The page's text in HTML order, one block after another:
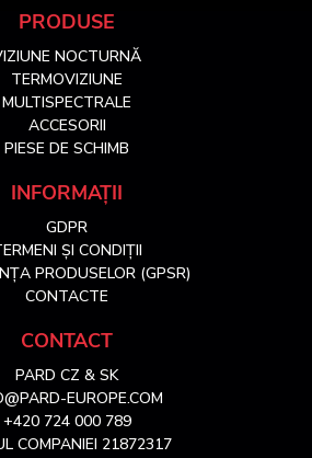
PRODUSE
NOCTURNĂ
TERMOVIZIUNE
MULTISPECTRALE
ACCESORII
PIESE DE SCHIMB
INFORMAȚII
GDPR
ȘI CONDIȚII
PRODUSELOR (GPSR)
CONTACTE
CONTACT
PARD CZ & SK
EUROPE.COM
+420 724 000 789
COMPANIEI 21872317